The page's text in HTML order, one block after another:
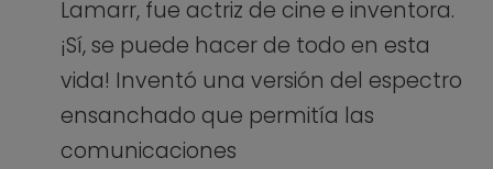
Lamarr, fue actriz de cine e inventora.
¡Sí, se puede hacer de todo en esta
vida! Inventó una versión del espectro
ensanchado que permitía las
comunicaciones